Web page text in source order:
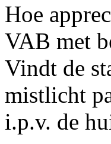
Hoe
VAB met
Vindt de
mistlicht
i.p.v. de